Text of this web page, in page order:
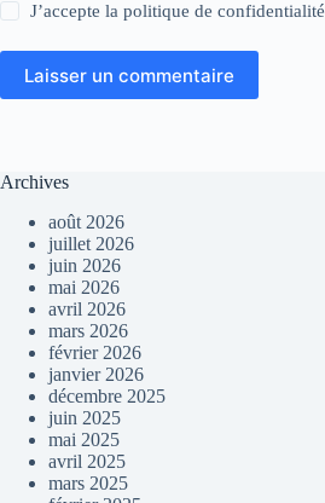
J’accepte lapolitique de confidentialité
Laisser un commentaire
Archives
août 2026
juillet 2026
juin 2026
mai 2026
avril 2026
mars 2026
février 2026
janvier 2026
décembre 2025
juin 2025
mai 2025
avril 2025
mars 2025